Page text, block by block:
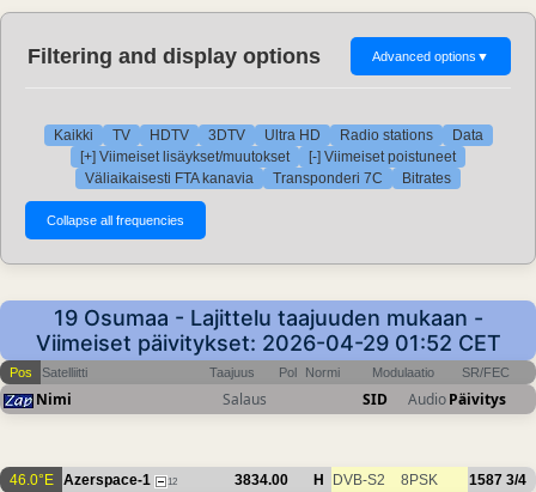
Filtering and display options Advanced options ▼
Kaikki TV HDTV 3DTV Ultra HD Radio stations
Data
[+] Viimeiset lisäykset/muutokset
[-] Viimeiset poistuneet
Väliaikaisesti FTA kanavia
Transponderi 7C Bitrates
19 Osumaa - Lajittelu taajuuden mukaan -
Viimeiset päivitykset: 2026-04-29 01:52 CET
Pos Satelliitti Taajuus Pol Normi Modulaatio SR/FEC
Nimi Salaus SID AudioPäivitys
46.0°E Azerspace-1 12 3834.00 H DVB-S2 8PSK 1587 3/4